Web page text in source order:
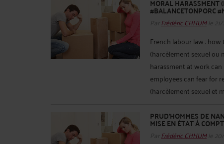
MORAL HARASSMENT
#BALANCETONPORC
Par Frédéric CHHUMle 21/
French labour law :
(harcèlement sexuel ou
harassment at work
employees can fear for
(harcèlement sexuel et
PRUD’HOMMES DE
MISE EN ÉTAT À
Par Frédéric CHHUMle 20/